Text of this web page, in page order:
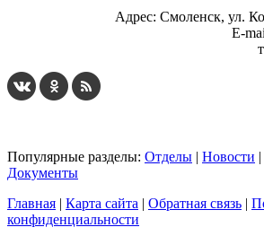
Адрес: Смоленск, ул.
E-
Популярные разделы: Отделы | Новости |
Документы
Главная | Карта сайта | Обратная связь |
конфиденциальности